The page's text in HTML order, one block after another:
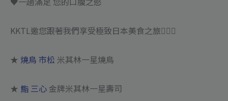
KKTL邀您跟著我們享受極致日本美食之旅🙇🏻‍♂️
★ 燒鳥 市松 米其林一星燒鳥
★ 鮨 三心 金牌米其林一星壽司